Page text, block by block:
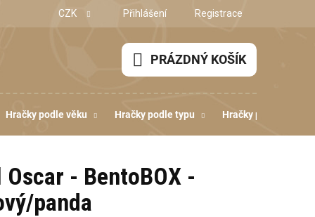
CZK Přihlášení Registrace
NÁKUPNÍ
KOŠÍK
PRÁZDNÝ KOŠÍK
Hračky podle věku Hračky podle typu Hračky podle
Oscar - BentoBOX -
panda